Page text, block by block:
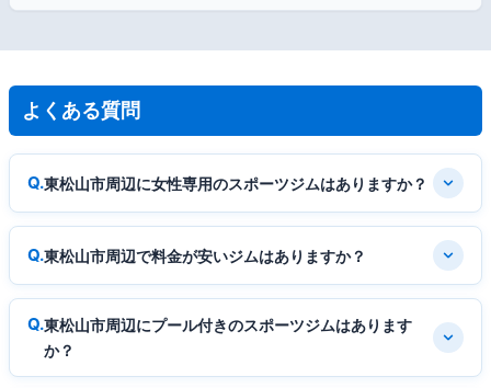
よくある質問
東松山市周辺に女性専用のスポーツジムはありますか？
東松山市周辺で料金が安いジムはありますか？
東松山市周辺にプール付きのスポーツジムはあります
か？